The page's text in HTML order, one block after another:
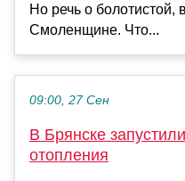
Но речь о
Смоленщине. Что...
09:00, 27 Сен
В Брянске
отопления